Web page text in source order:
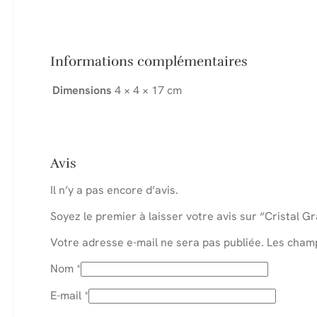
Informations complémentaires
Dimensions 4 × 4 × 17 cm
Avis
Il n’y a pas encore d’avis.
Soyez le premier à laisser votre avis sur “Cristal
Votre adresse e-mail ne sera pas publiée. Les
Nom*
E-mail*